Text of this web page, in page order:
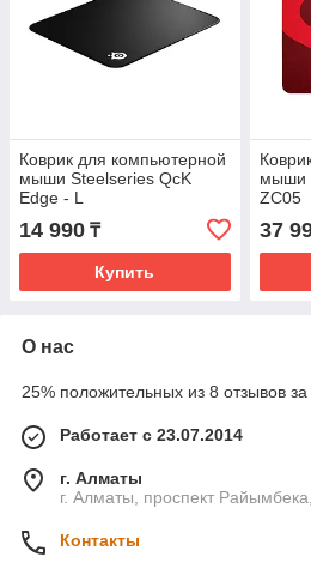
Коврик для компьютерной
мыши Steelseries QcK
Edge - L
14 990 ₸
Купить
мыши
ZC05
37
О нас
25% положительных из 8 отзывов за
Работает с 23.07.2014
г. Алматы
г. Алматы, проспект
Контакты